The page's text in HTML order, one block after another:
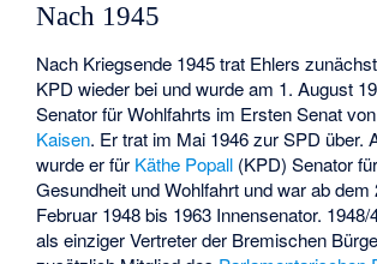
Nach 1945
Nach Kriegsende 1945 trat Ehlers
KPD wieder bei und wurde am 1. August
Senator für Wohlfahrts im Ersten Senat
Kaisen. Er trat im Mai 1946 zur SPD über.
wurde er für Käthe Popall (KPD) Senator für
Gesundheit und Wohlfahrt und war ab dem
Februar 1948 bis 1963 Innensenator. 1948/
als einziger Vertreter der Bremischen